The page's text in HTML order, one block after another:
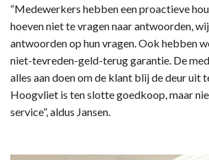
“Medewerkers hebben een proactieve
hoeven niet te vragen naar antwoorden,
antwoorden op hun vragen. Ook hebben
niet-tevreden-geld-terug garantie. De
alles aan doen om de klant blij de deur uit
Hoogvliet is ten slotte goedkoop, maar
service”, aldus Jansen.